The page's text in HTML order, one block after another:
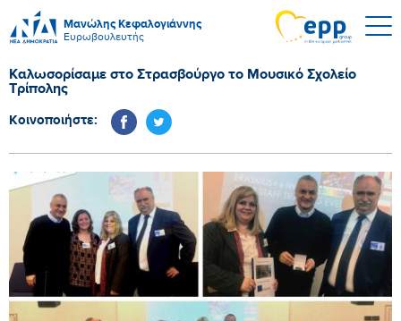
Μανώλης Κεφαλογιάννης
Ευρωβουλευτής
Καλωσορίσαμε στο Στρασβούργο το Μουσικό Σχολείο
Τρίπολης
Κοινοποιήστε: